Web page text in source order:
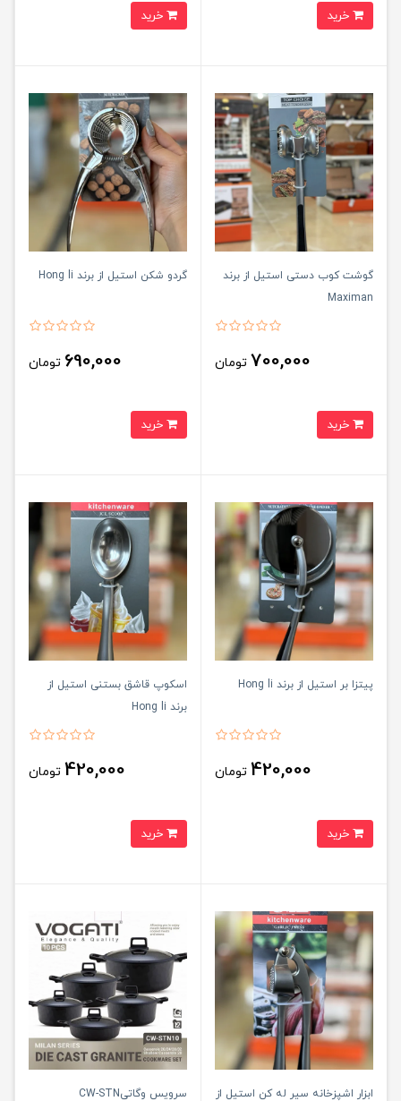
گوشت کوب دستی استیل از برند
Maximan
700,000 تومان
گردو شکن استیل از برند Hong li
690,000 تومان
پیتزا بر استیل از برند Hong li
420,000 تومان
اسکوپ قاشق بستنی استیل از
برند Hong li
420,000 تومان
ابزار اشپزخانه سیر له کن استیل از سرویس وگاتیCW-STN